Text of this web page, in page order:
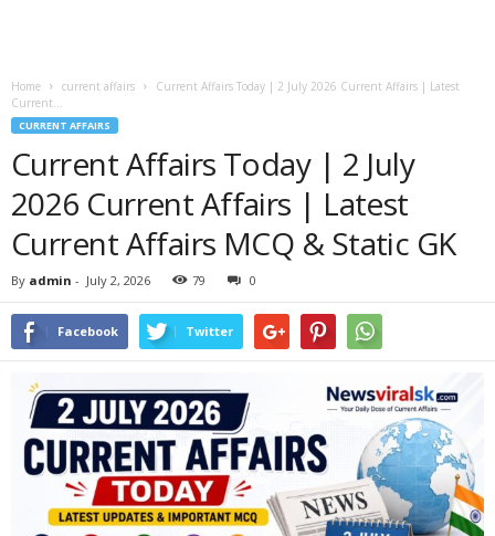
Home current affairs
Current Affairs Today | 2 July 2026 Current Affairs | Latest
Current...
CURRENT AFFAIRS
Current Affairs Today | 2 July
2026 Current Affairs | Latest
Current Affairs MCQ & Static GK
By admin - July 2, 2026 79 0
Facebook Twitter